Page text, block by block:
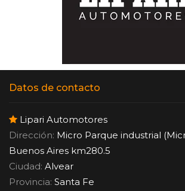
Datos de contacto
Lipari Automotores
Dirección: Micro Parque industrial
Buenos Aires km280.5
Ciudad: Alvear
Provincia: Santa Fe